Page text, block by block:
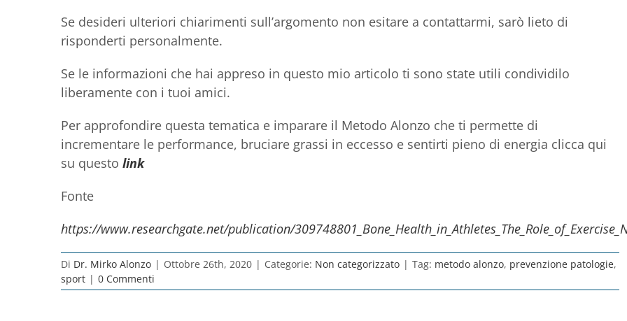
Se desideri ulteriori chiarimenti sull’argomento non esitare a contattarmi, sarò lieto di
risponderti personalmente.
Se le informazioni che hai appreso in questo mio articolo ti sono state utili condividilo
liberamente con i tuoi amici.
Per approfondire questa tematica e imparare il Metodo Alonzo che ti permette di
incrementare le performance, bruciare grassi in eccesso e sentirti pieno di energia clicca qui
su questo link
Fonte
https://www.researchgate.net/publication/
Di Dr. Mirko Alonzo | Ottobre 26th, 2020 | Categorie: Non categorizzato | Tag: metodo alonzo, prevenzione patologie,
sport | 0 Commenti